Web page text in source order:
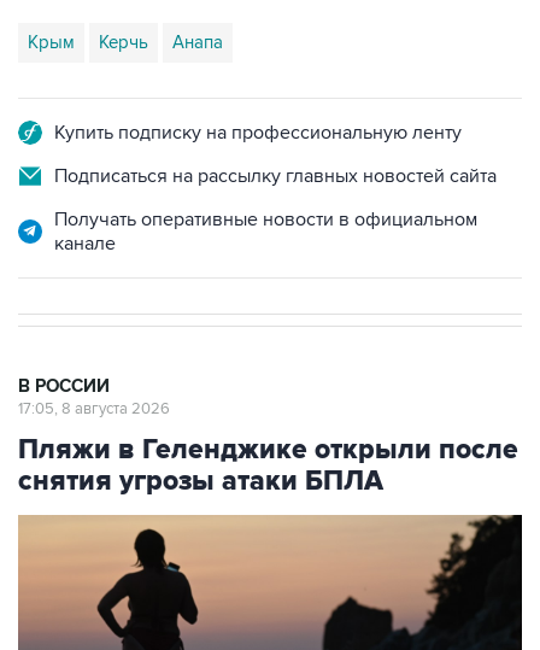
Крым Керчь Анапа
Купить подписку на профессиональную ленту
Подписаться на рассылку главных новостей сайта
Получать оперативные новости в официальном
канале
В РОССИИ
17:05, 8 августа 2026
Пляжи в Геленджике открыли после
снятия угрозы атаки БПЛА